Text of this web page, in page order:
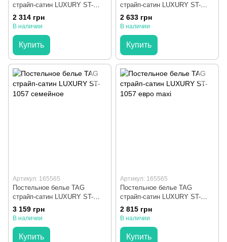
страйп-сатин LUXURY ST-
1057 двуспальное
2 314 грн
В наличии
Купить
страйп-сатин LUXURY ST-
1057 евро
2 633 грн
В наличии
Купить
Артикул: 165565
Постельное белье TAG
страйп-сатин LUXURY ST-
1057 семейное
3 159 грн
В наличии
Купить
Артикул: 165565
Постельное белье TAG
страйп-сатин LUXURY ST-
1057 евро maxi
2 815 грн
В наличии
Купить